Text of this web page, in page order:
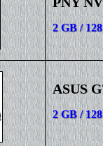
2 GB /
ASUS
2 GB /